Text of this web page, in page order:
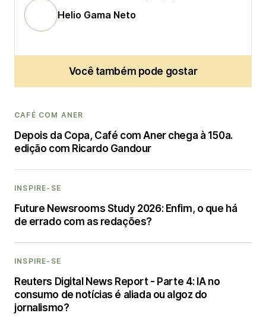
Helio Gama Neto
Você também pode gostar
CAFÉ COM ANER
Depois da Copa, Café com Aner chega à 150a.
edição com Ricardo Gandour
INSPIRE-SE
Future Newsrooms Study 2026: Enfim, o que há
de errado com as redações?
INSPIRE-SE
Reuters Digital News Report - Parte 4: IA no
consumo de notícias é aliada ou algoz do
jornalismo?